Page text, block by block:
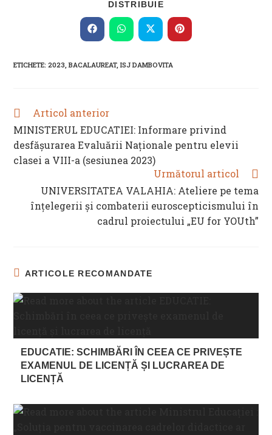
DISTRIBUIE
THIS
CONTENT
Opens
in
window
Opens
in
window
Opens
in
window
Opens
in
ETICHETE:2023, BACALAUREAT, ISJ DAMBOVITA
READ
ARTICLES
Articol anterior
MINISTERUL EDUCATIEI: Informare privind
desfășurarea Evaluării Naționale pentru elevii
clasei a VIII-a (sesiunea 2023)
Următorul articol
UNIVERSITATEA VALAHIA: Ateliere pe tema
înțelegerii și combaterii euroscepticismului în
cadrul proiectului „EU for YOUth”
ARTICOLE RECOMANDATE
EDUCATIE: SCHIMBĂRI ÎN CEEA CE PRIVEȘTE
EXAMENUL DE LICENȚĂ ȘI LUCRAREA DE
LICENȚĂ